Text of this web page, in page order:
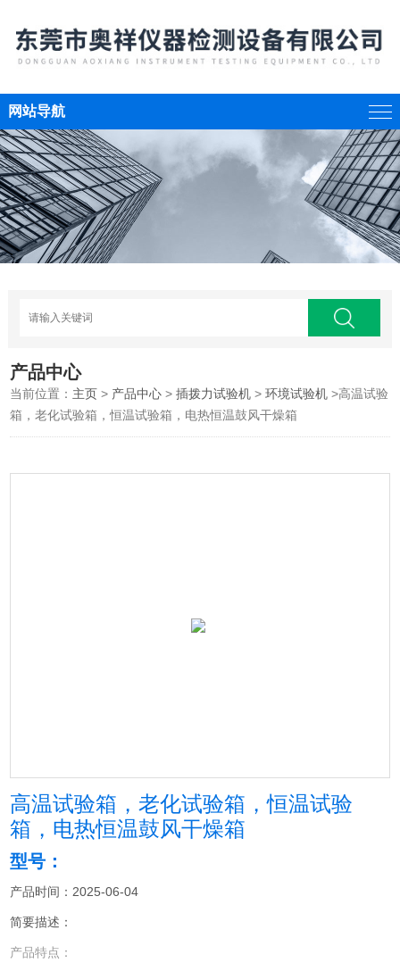
网站导航
产品中心
当前位置： 主页 > 产品中心 >插拨力试验机 >环境试验机 >高温试验
箱，老化试验箱，恒温试验箱，电热恒温鼓风干燥箱
高温试验箱，老化试验箱，恒温试验
箱，电热恒温鼓风干燥箱
型号：
产品时间：2025-06-04
简要描述：
产品特点：